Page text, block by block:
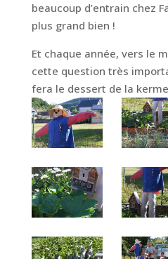
beaucoup d’entrain chez
plus grand bien !
Et chaque année, vers le
cette question très
fera le dessert de la